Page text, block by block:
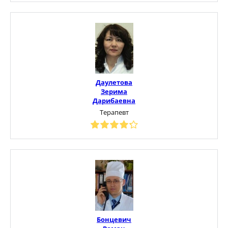
Даулетова
Зерима
Дарибаевна
Терапевт
Бонцевич